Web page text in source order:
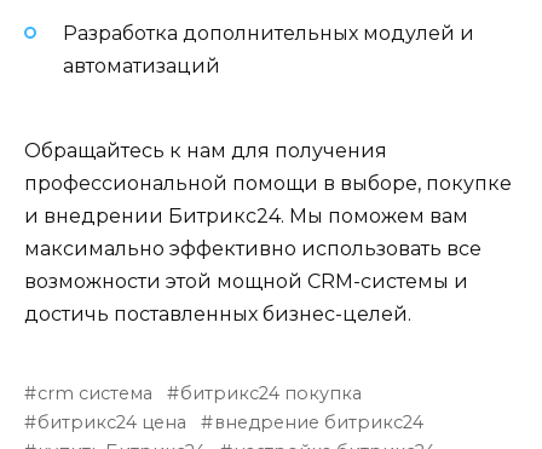
Разработка дополнительных модулей и
автоматизаций
Обращайтесь к нам для получения
профессиональной помощи в выборе, покупке
и внедрении Битрикс24. Мы поможем вам
максимально эффективно использовать все
возможности этой мощной CRM-системы и
достичь поставленных бизнес-целей.
crm система
битрикс24 покупка
битрикс24 цена
внедрение битрикс24